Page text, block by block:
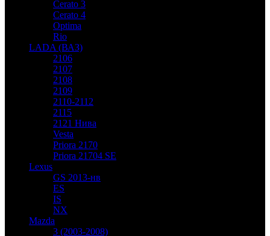
Cerato 3
Cerato 4
Optima
Rio
LADA (ВАЗ)
2106
2107
2108
2109
2110-2112
2115
2121 Нива
Vesta
Priora 2170
Priora 21704 SE
Lexus
GS 2013-нв
ES
IS
NX
Mazda
3 (2003-2008)